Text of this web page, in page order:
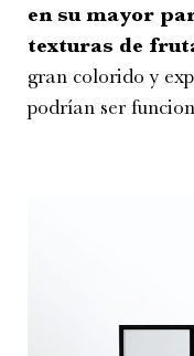
en su mayor
texturas de
gran colorido y
podrían ser